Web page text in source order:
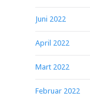
Juni 2022
April 2022
Mart 2022
Februar 2022